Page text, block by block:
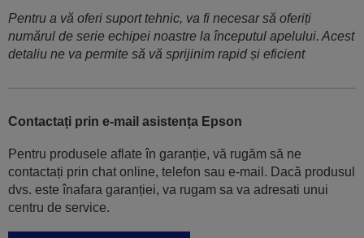
Pentru a vă oferi suport tehnic, va fi necesar să oferiți
numărul de serie echipei noastre la începutul apelului. Acest
detaliu ne va permite să vă sprijinim rapid și eficient
Contactați prin e-mail asistența Epson
Pentru produsele aflate în garanție, vă rugăm să ne
contactați prin chat online, telefon sau e-mail. Dacă produsul
dvs. este înafara garanției, va rugam sa va adresati unui
centru de service.